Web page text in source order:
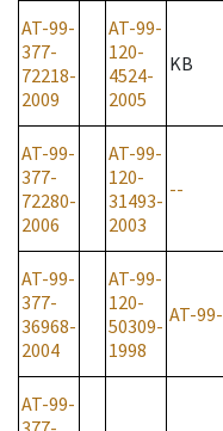
AT-99-
377-
72218-
2009
AT-99-
120-
4524-
2005
KB
AT-99-
377-
72280-
2006
AT-99-
120-
31493-
2003
--
AT-99-
377-
36968-
2004
AT-99-
120-
50309-
1998
AT-99-
AT-99-